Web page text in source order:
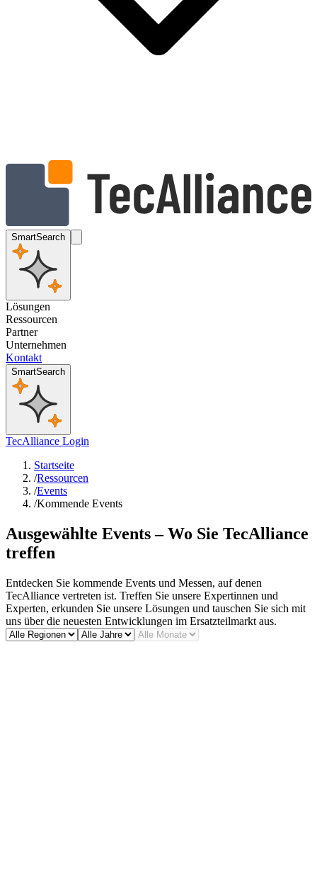
SmartSearch
Lösungen
Ressourcen
Partner
Unternehmen
Kontakt
SmartSearch
TecAlliance Login
Startseite
/Ressourcen
/Events
/Kommende Events
Ausgewählte Events – Wo Sie TecAlliance
treffen
Entdecken Sie kommende Events und Messen, auf denen
TecAlliance vertreten ist. Treffen Sie unsere Expertinnen und
Experten, erkunden Sie unsere Lösungen und tauschen Sie sich mit
uns über die neuesten Entwicklungen im Ersatzteilmarkt aus.